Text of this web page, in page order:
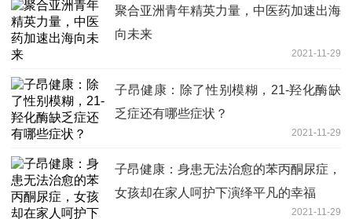
聚合亚洲青年精英力量，中医药加速出海
向未来
2021-11-29
子昂健康：除了性别模糊，21-羟化酶缺
乏症还有哪些症状？
2021-11-29
子昂健康：身患无法治愈的苯丙酮尿症，
女孩却在家人呵护下演绎平凡的幸福
2021-11-29